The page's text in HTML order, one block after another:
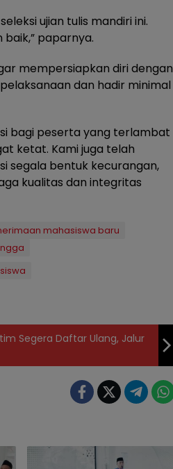
ujian tulis mandiri ini.
paparnya.
mempersiapkan diri dengan
dan hadir minimal
bagi peserta yang terlambat
ketat. Kami juga telah
segala bentuk kecurangan,
kualitas dan integritas
mahasiswa baru
Segera Daftar Ulang, Jalur